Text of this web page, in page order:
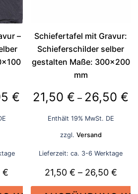
der
Produktseite
gewählt
werden
–
€Preisspanne:
€ Preisspanne:
13,95 €
Schiefertafel mit Gravur:
Schieferschilder selber
gestalten Maße: 300×200
mm
21,50€ – 26,50€
Enthält 19% MwSt. DE
zzgl. Versand
Lieferzeit: ca. 3-6 Werktage
21,50 € – 26,50 €